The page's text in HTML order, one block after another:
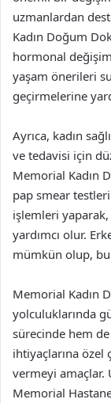
uzmanlardan
Kadın Doğum
hormonal
yaşam önerileri
geçirmelerine
Ayrıca, kadın
ve tedavisi için
Memorial Kadın
pap smear
işlemleri yaparak,
yardımcı olur.
mümkün olup, bu
Memorial Kadın
yolculuklarında
sürecinde hem
ihtiyaçlarına
vermeyi amaçlar.
Memorial